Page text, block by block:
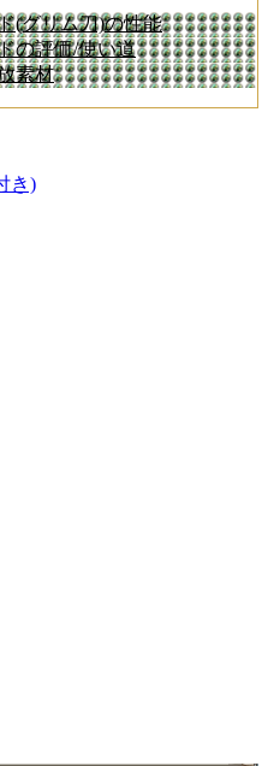
(グリム刀)の性能
の評価/使い道
素材
き)